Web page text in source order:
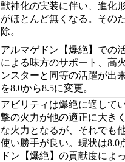
獣神化の実装に伴い、進化
がほとんど無くなる。その
除。
アルマゲドン【爆絶】での
による味方のサポート、高
ンスターと同等の活躍が出
を8.0から8.5に変更。
アビリティは爆絶に適して
撃の火力が他の適正に大き
な火力となるが、それでも
使い勝手が良い。現状は8.0
ドン【爆絶】の貢献度によ